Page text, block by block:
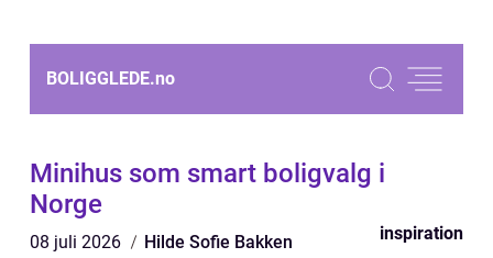
BOLIGGLEDE.no
Minihus som smart boligvalg i
Norge
08 juli 2026 Hilde Sofie Bakken inspiration